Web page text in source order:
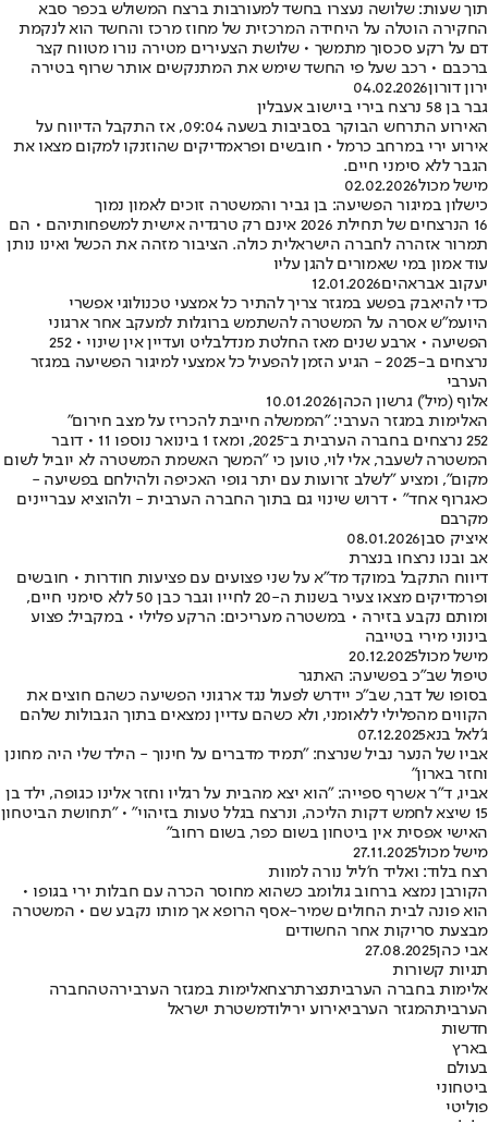
תוך שעות: שלושה נעצרו בחשד למעורבות ברצח המשולש בכפר סבא
החקירה הוטלה על היחידה המרכזית של מחוז מרכז והחשד הוא לנקמת
דם על רקע סכסוך מתמשך • שלושת הצעירים מטירה נורו מטווח קצר
ברכבם • רכב שעל פי החשד שימש את המתנקשים אותר שרוף בטירה
ירון דורון04.02.2026
גבר בן 58 נרצח בירי ביישוב אעבלין
האירוע התרחש הבוקר בסביבות בשעה 09:04, אז התקבל הדיווח על
אירוע ירי במרחב כרמל • חובשים ופראמדיקים שהוזנקו למקום מצאו את
הגבר ללא סימני חיים.
מישל מכול02.02.2026
כישלון במיגור הפשיעה: בן גביר והמשטרה זוכים לאמון נמוך
16 הנרצחים של תחילת 2026 אינם רק טרגדיה אישית למשפחותיהם • הם
תמרור אזהרה לחברה הישראלית כולה. הציבור מזהה את הכשל ואינו נותן
עוד אמון במי שאמורים להגן עליו
יעקוב אבראהים12.01.2026
כדי להיאבק בפשע במגזר צריך להתיר כל אמצעי טכנולוגי אפשרי
היועמ"ש אסרה על המשטרה להשתמש ברוגלות למעקב אחר ארגוני
הפשיעה • ארבע שנים מאז החלטת מנדלבליט ועדיין אין שינוי • 252
נרצחים ב-2025 - הגיע הזמן להפעיל כל אמצעי למיגור הפשיעה במגזר
הערבי
אלוף (מיל') גרשון הכהן10.01.2026
האלימות במגזר הערבי: "הממשלה חייבת להכריז על מצב חירום"
252 נרצחים בחברה הערבית ב־2025, ומאז 1 בינואר נוספו 11 • דובר
המשטרה לשעבר, אלי לוי, טוען כי "המשך האשמת המשטרה לא יוביל לשום
מקום", ומציע "לשלב זרועות עם יתר גופי האכיפה ולהילחם בפשיעה -
כאגרוף אחד" • דרוש שינוי גם בתוך החברה הערבית - ולהוציא עבריינים
מקרבם
איציק סבן08.01.2026
אב ובנו נרצחו בנצרת
דיווח התקבל במוקד מד"א על שני פצועים עם פציעות חודרות • חובשים
ופרמדיקים מצאו צעיר בשנות ה-20 לחייו וגבר כבן 50 ללא סימני חיים,
ומותם נקבע בזירה • במשטרה מעריכים: הרקע פלילי • במקביל: פצוע
בינוני מירי בטייבה
מישל מכול20.12.2025
טיפול שב"כ בפשיעה: האתגר
בסופו של דבר, שב"כ יידרש לפעול נגד ארגוני הפשיעה כשהם חוצים את
הקווים מהפלילי ללאומני, ולא כשהם עדיין נמצאים בתוך הגבולות שלהם
ג'לאל בנא07.12.2025
אביו של הנער נביל שנרצח: "תמיד מדברים על חינוך - הילד שלי היה מחונן
וחזר בארון"
אביו, ד"ר אשרף ספייה: "הוא יצא מהבית על רגליו וחזר אלינו כגופה, ילד בן
15 שיצא לחמש דקות הליכה, ונרצח בגלל טעות בזיהוי" • "תחושת הביטחון
האישי אפסית אין ביטחון בשום כפר, בשום רחוב"
מישל מכול27.11.2025
רצח בלוד: ואליד ח'ליל נורה למוות
הקורבן נמצא ברחוב גולומב כשהוא מחוסר הכרה עם חבלות ירי בגופו •
הוא פונה לבית החולים שמיר-אסף הרופא אך מותו נקבע שם • המשטרה
מבצעת סריקות אחר החשודים
אבי כהן27.08.2025
תגיות קשורות
אלימות בחברה הערביתנצרתרצחאלימות במגזר הערבירהטהחברה
הערביתהמגזר הערביאירוע ירילודמשטרת ישראל
חדשות
בארץ
בעולם
ביטחוני
פוליטי